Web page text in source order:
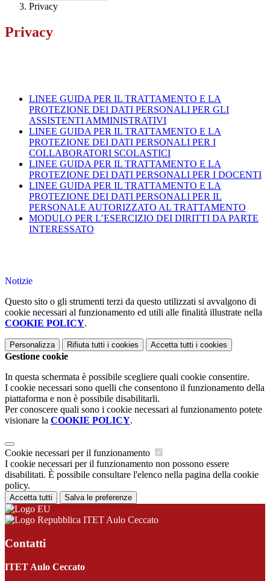
Privacy
Privacy
LINEE GUIDA PER IL TRATTAMENTO E LA
PROTEZIONE DEI DATI PERSONALI PER GLI
ASSISTENTI AMMINISTRATIVI
LINEE GUIDA PER IL TRATTAMENTO E LA
PROTEZIONE DEI DATI PERSONALI PER I
COLLABORATORI SCOLASTICI
LINEE GUIDA PER IL TRATTAMENTO E LA
PROTEZIONE DEI DATI PERSONALI PER I DOCENTI
LINEE GUIDA PER IL TRATTAMENTO E LA
PROTEZIONE DEI DATI PERSONALI PER IL
PERSONALE AUTORIZZATO AL TRATTAMENTO
MODULO PER L’ESERCIZIO DEI DIRITTI DA PARTE
INTERESSATO
Notizie
Questo sito o gli strumenti terzi da questo utilizzati si avvalgono di
cookie necessari al funzionamento ed utili alle finalità illustrate nella
COOKIE POLICY.
Personalizza Rifiuta tutti i cookies Accetta tutti i cookies
Gestione cookie
In questa schermata è possibile scegliere quali cookie consentire.
I cookie necessari sono quelli che consentono il funzionamento della
piattaforma e non è possibile disabilitarli.
Per conoscere quali sono i cookie necessari al funzionamento potete
visionare la COOKIE POLICY.
Cookie necessari per il funzionamento
I cookie necessari per il funzionamento non possono essere
disabilitati. È possibile consultare l'elenco nella pagina della cookie
policy.
Accetta tutti Salva le preferenze
ITET Aulo Ceccato
Contatti
ITET Aulo Ceccato